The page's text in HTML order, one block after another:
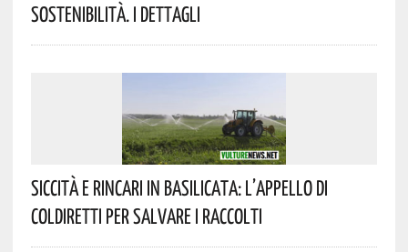
Sostenibilità. I Dettagli
Siccità E Rincari In Basilicata: L’appello Di
Coldiretti Per Salvare I Raccolti